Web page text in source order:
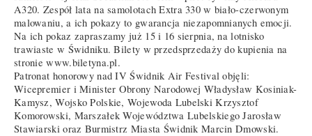
A320. Zespół lata na samolotach Extra 330 w biało-czerwonym
malowaniu, a ich pokazy to gwarancja niezapomnianych emocji.
Na ich pokaz zapraszamy już 15 i 16 sierpnia, na lotnisko
trawiaste w Świdniku. Bilety w przedsprzedaży do kupienia na
stronie www.biletyna.pl.
Patronat honorowy nad IV Świdnik Air Festival objęli:
Wicepremier i Minister Obrony Narodowej Władysław Kosiniak-
Kamysz, Wojsko Polskie, Wojewoda Lubelski Krzysztof
Komorowski, Marszałek Województwa Lubelskiego Jarosław
Stawiarski oraz Burmistrz Miasta Świdnik Marcin Dmowski.